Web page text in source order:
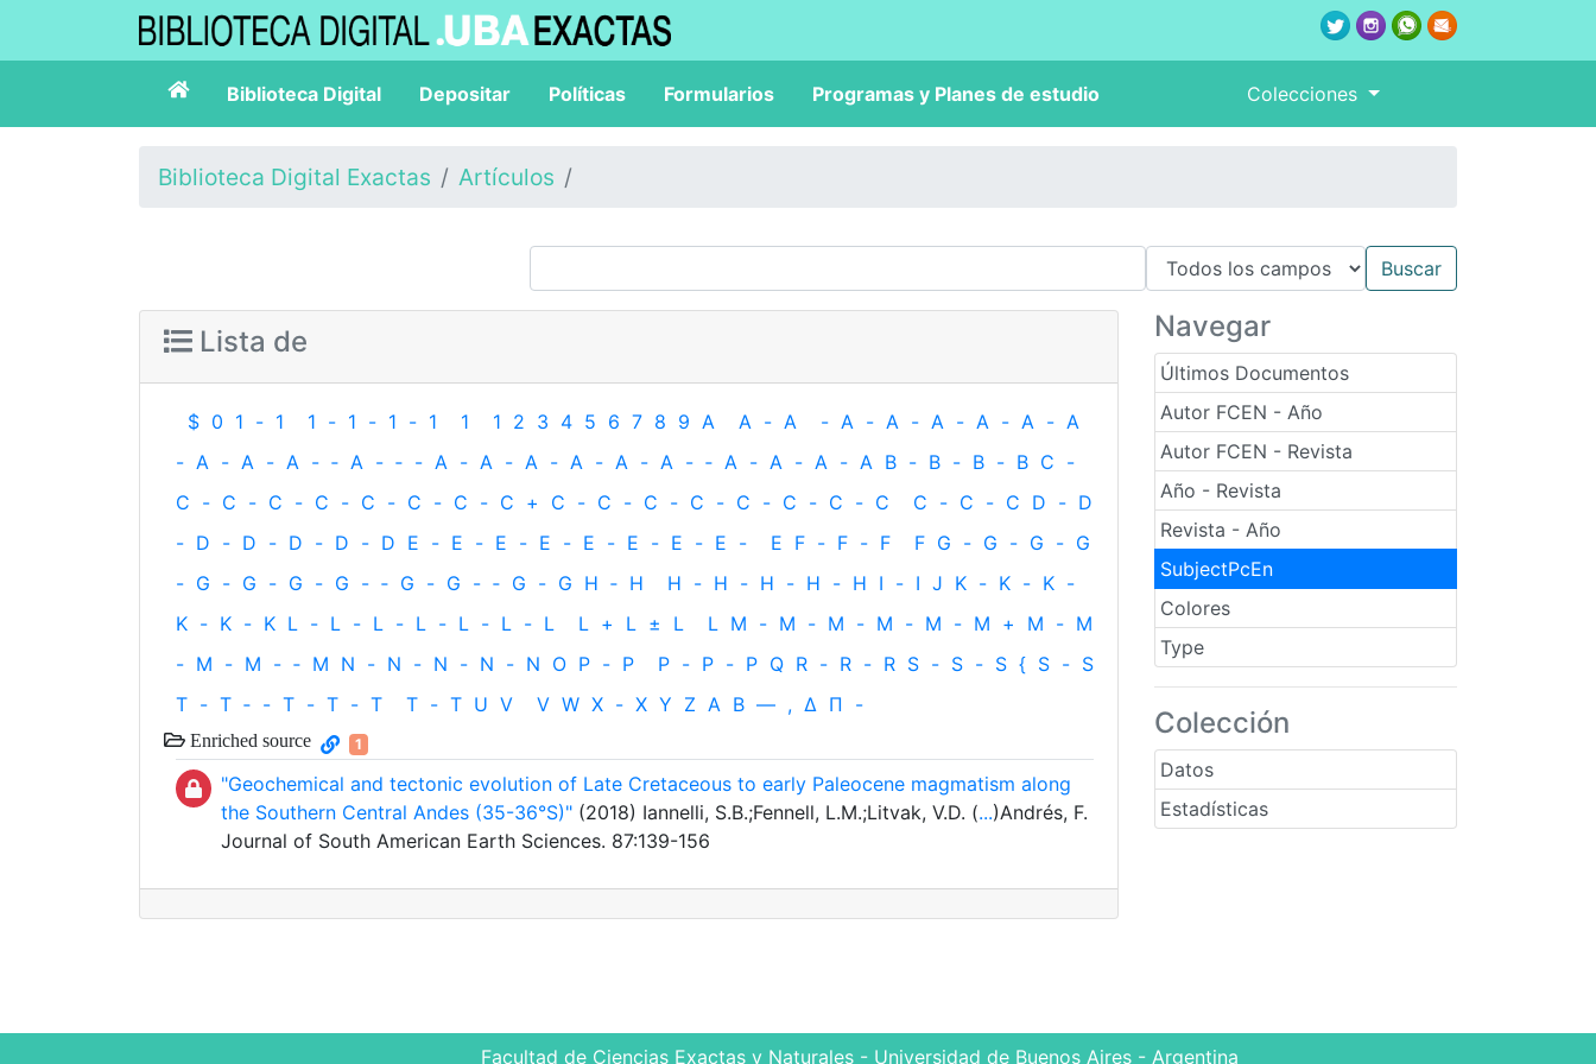
Biblioteca Digital Depositar Políticas Formularios Programas y Planes de estudio Colecciones
Biblioteca Digital Exactas Artículos
Navegar
Últimos Documentos
Autor FCEN - Año
Autor FCEN - Revista
Año - Revista
Revista - Año
SubjectPcEn
Colores
Type
Colección
Datos
Estadísticas
Lista de
$ 0 1 - 1 1 - 1 - 1 - 1 1 1 2 3 4 5 6 7 8 9 A A - A - A - A - A - A - A - A
- A - A - A - ‐ A - ‐ - A - A - A - A - A - A - ‐ A - A - A - A B - B - B - B C -
C - C - C - C - C - C - C - C + C - C - C - C - C - C - C - C C - C - C D - D
- D - D - D - D - D E - E - E - E - E - E - E - E - E F - F - F F G - G - G - G
- G - G - G - G - ‐ G - G - ‐ G - G H ‐ H H - H - H - H - H I - I J K - K - K -
K - K - K L - L - L - L - L - L - L L + L ± L L M - M - M - M - M - M + M - M
- M - M - ‐ M N - N - N - N - N O P - P P - P - P Q R - R - R S - S - S { S - S
T - T ‐ - T - T - T T - T U V V W X - X Y Z Α Β — , Δ Π -
Enriched source 1
"Geochemical and tectonic evolution of Late Cretaceous to early Paleocene magmatism along
the Southern Central Andes (35-36°S)" (2018) Iannelli, S.B.;Fennell, L.M.;Litvak, V.D. (...)Andrés, F.
Journal of South American Earth Sciences. 87:139-156
Facultad de Ciencias Exactas y Naturales - Universidad de Buenos Aires - Argentina